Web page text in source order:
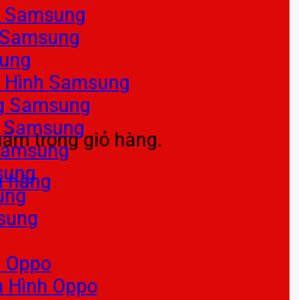
trong giỏ hàng.
hàng
Hình Samsung
Samsung
Hình Oppo